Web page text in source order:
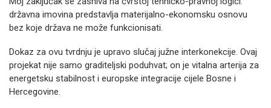
državna imovina predstavlja materijalno-ekonomsku osnovu
bez koje država ne može funkcionisati.
Dokaz za ovu tvrdnju je upravo slučaj južne interkonekcije. Ovaj
projekat nije samo graditeljski poduhvat; on je vitalna arterija za
energetsku stabilnost i europske integracije cijele Bosne i
Hercegovine.